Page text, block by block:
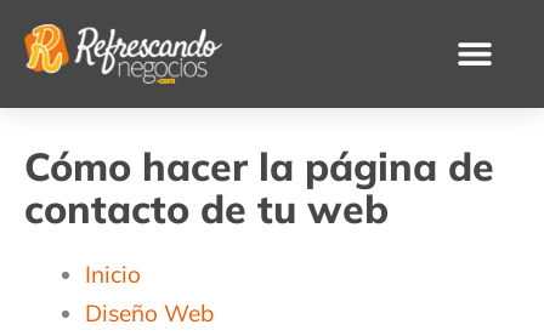
Cómo hacer la página de
contacto de tu web
Inicio
Diseño Web